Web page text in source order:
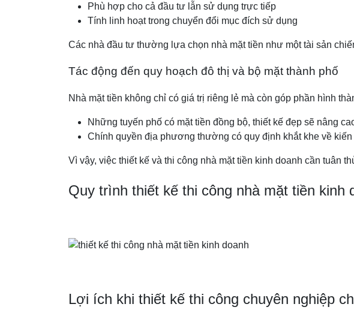
Phù hợp cho cả đầu tư lẫn sử dụng trực tiếp
Tính linh hoạt trong chuyển đổi mục đích sử dụng
Các nhà đầu tư thường lựa chọn nhà mặt tiền như một tài sản
Tác động đến quy hoạch đô thị và bộ mặt thành phố
Nhà mặt tiền không chỉ có giá trị riêng lẻ mà còn góp phần hình
Những tuyến phố có mặt tiền đồng bộ, thiết kế đẹp sẽ nâng
Chính quyền địa phương thường có quy định khắt khe về
Vì vậy, việc thiết kế và thi công nhà mặt tiền kinh doanh cần
Quy trình thiết kế thi công nhà mặt tiền kinh
Lợi ích khi thiết kế thi công chuyên nghiệp